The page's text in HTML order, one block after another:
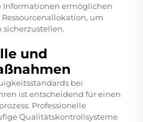
Informationen ermöglichen
um
sicherzustellen.
und
bei
ist entscheidend für einen
Professionelle
Qualitätskontrollsysteme